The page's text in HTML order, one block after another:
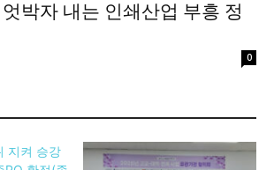
박자 내는 인쇄산업 부흥 정
0